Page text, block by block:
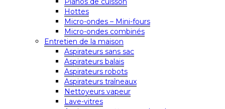
Hottes
Micro-ondes – Mini-fours
Micro-ondes combinés
Entretien de la maison
Aspirateurs sans sac
Aspirateurs balais
Aspirateurs robots
Aspirateurs traîneaux
Nettoyeurs vapeur
Lave-vitres